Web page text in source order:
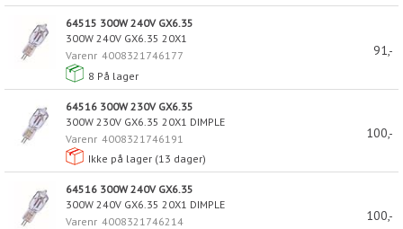
64515 300W 240V GX6.35
300W 240V GX6.35 20X1
Varenr 4008321746177
8 På lager
91,-
64516 300W 230V GX6.35
300W 230V GX6.35 20X1 DIMPLE
Varenr 4008321746191
Ikke på lager (13 dager)
100,-
64516 300W 240V GX6.35
300W 240V GX6.35 20X1 DIMPLE
Varenr 4008321746214
100,-